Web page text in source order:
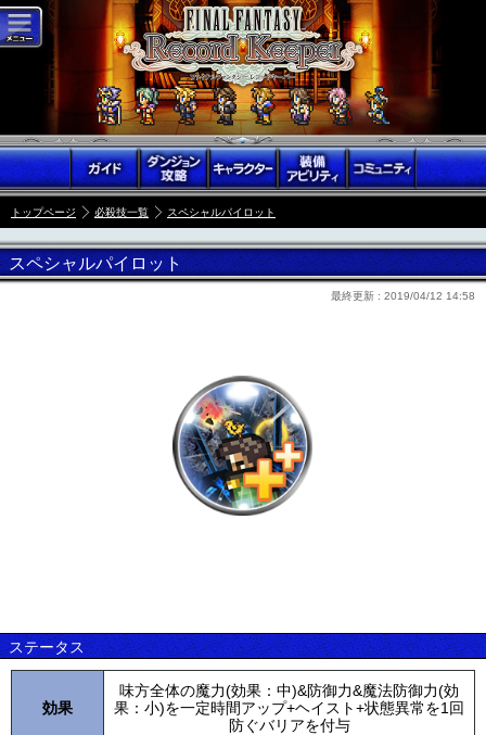
トップページ 必殺技一覧 スペシャルパイロット
スペシャルパイロット
最終更新 : 2019/04/12 14:58
ステータス
効果
味方全体の魔力(効果：中)&防御力&魔法防御力(効
果：小)を一定時間アップ+ヘイスト+状態異常を1回
防ぐバリアを付与